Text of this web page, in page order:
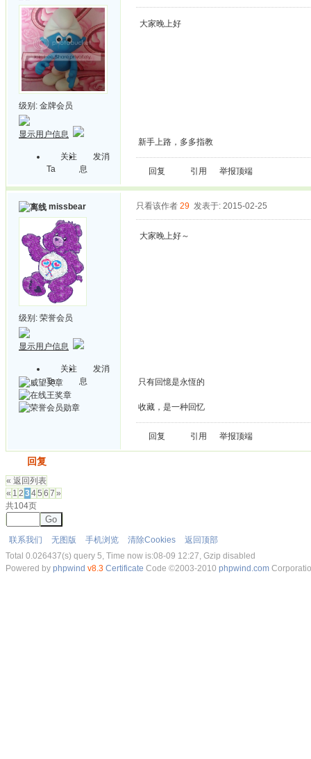
级别: 金牌会员
显示用户信息
关注
Ta
发消
息
大家晚上好
新手上路，多多指教
回复 引用 举报顶端
missbear
级别: 荣誉会员
显示用户信息
关注
Ta
发消
息
只看该作者 29 发表于: 2015-02-25
大家晚上好～
只有回憶是永恆的
收藏，是一种回忆
回复 引用 举报顶端
回复
« 返回列表
« 1 2 345 6 7 »
共104页
Go
联系我们 无图版 手机浏览 清除Cookies
返回顶部
Total 0.026437(s) query 5, Time now is:08-09 12:27, Gzip disabled
Powered by phpwind v8.3 Certificate Code ©2003-2010 phpwind.com